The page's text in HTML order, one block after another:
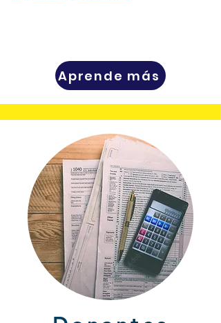
Aprende más